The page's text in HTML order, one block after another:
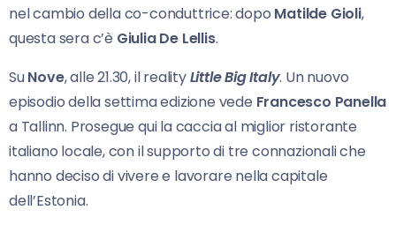
nel cambio della co-conduttrice: dopo Matilde Gioli,
questa sera c’è Giulia De Lellis.
SuNove, alle 21.30, il realityLittle Big Italy. Un nuovo
episodio della settima edizione vede Francesco Panella
a Tallinn. Prosegue qui la caccia al miglior ristorante
italiano locale, con il supporto di tre connazionali che
hanno deciso di vivere e lavorare nella capitale
dell’Estonia.